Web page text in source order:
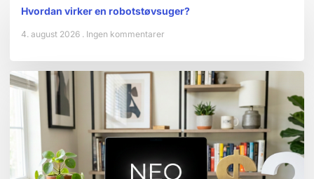
Hvordan virker en robotstøvsuger?
4. august 2026 Ingen kommentarer